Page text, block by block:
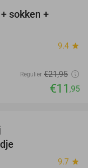
sokken +
9.4 star
Regulier €21,95
€11 ,95
9.7 star